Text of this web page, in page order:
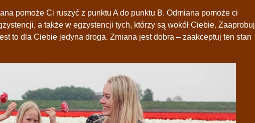
pomoże Ci ruszyć z punktu A do punktu B. Odmiana pomoże ci
a także w egzystencji tych, którzy są wokół Ciebie. Zaaprobuj
to dla Ciebie jedyna droga. Zmiana jest dobra – zaakceptuj ten stan